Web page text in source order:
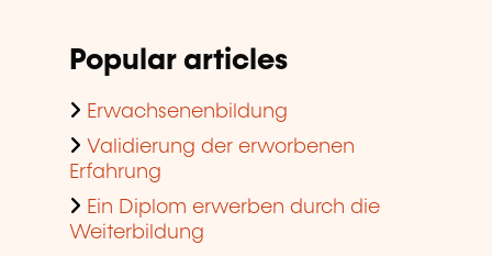
Popular articles
Erwachsenenbildung
Validierung der erworbenen
Erfahrung
Ein Diplom erwerben durch die
Weiterbildung